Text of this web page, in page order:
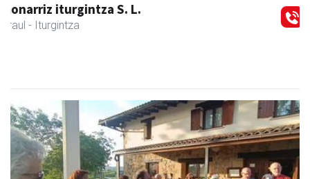
Larraulgo herri ostatua
Larraul - Jatetxeak